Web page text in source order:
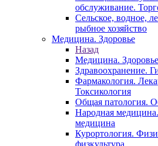
обслуживание.
Сельское, водное,
рыбное хозяйство
Медицина. Здоровье
Назад
Медицина. Здоровье
Здравоохранение.
Фармакология.
Токсикология
Общая патология.
Народная
медицина
Курортология.
физкультура